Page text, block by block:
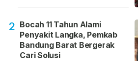
2 Bocah 11 Tahun Alami
Penyakit Langka, Pemkab
Bandung Barat Bergerak
Cari Solusi